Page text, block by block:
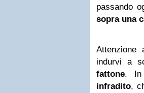
passando
sopra una
Attenzione
indurvi a
fattone. In
infradito,